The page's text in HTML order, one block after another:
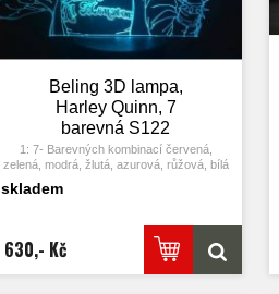
Beling 3D lampa,
Harley Quinn, 7
barevná S122
1: 7- Barevných kombinací červená,
zelená, modrá, žlutá, azurová, růžová, bílá
rozsvítí jedna barva, stisknutím tlačítka se
další barva.
3: Automaticky režim změny barvy.
Stiskněte dotykové tlačítko na poslední
skladem
630,- Kč